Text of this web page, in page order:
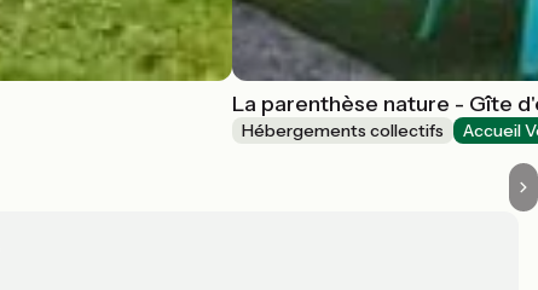
La parenthèse nature - Gîte
Hébergements collectifs Accueil